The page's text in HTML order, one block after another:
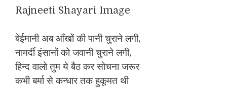
Rajneeti Shayari Image
बेईमानी अब आँखों की पानी चुराने लगी,
नामर्दी इंसानों को जवानी चुराने लगी,
हिन्द वालो तुम ये बैठ कर सोचना जरूर
कभी बर्मा से कन्धार तक हुकूमत थी